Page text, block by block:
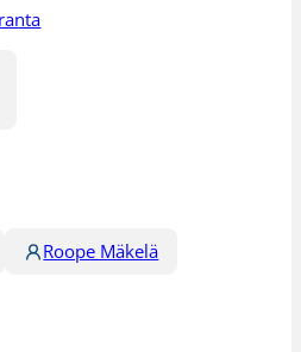
Roope Mäkelä